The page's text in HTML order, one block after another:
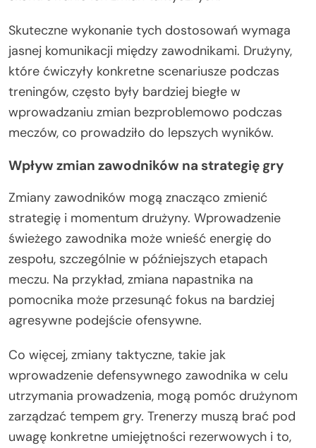
Skuteczne wykonanie tych dostosowań wymaga
jasnej komunikacji między zawodnikami. Drużyny,
które ćwiczyły konkretne scenariusze podczas
treningów, często były bardziej biegłe w
wprowadzaniu zmian bezproblemowo podczas
meczów, co prowadziło do lepszych wyników.
Wpływ zmian zawodników na strategię gry
Zmiany zawodników mogą znacząco zmienić
strategię i momentum drużyny. Wprowadzenie
świeżego zawodnika może wnieść energię do
zespołu, szczególnie w późniejszych etapach
meczu. Na przykład, zmiana napastnika na
pomocnika może przesunąć fokus na bardziej
agresywne podejście ofensywne.
Co więcej, zmiany taktyczne, takie jak
wprowadzenie defensywnego zawodnika w celu
utrzymania prowadzenia, mogą pomóc drużynom
zarządzać tempem gry. Trenerzy muszą brać pod
uwagę konkretne umiejętności rezerwowych i to,